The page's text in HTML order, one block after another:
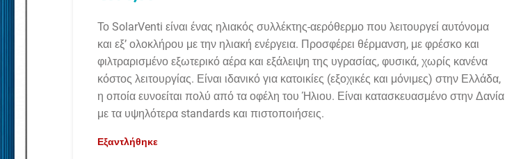
Το SolarVenti είναι ένας ηλιακός συλλέκτης-αερόθερμο που λειτουργεί αυτόνομα
και εξ’ ολοκλήρου με την ηλιακή ενέργεια. Προσφέρει θέρμανση, με φρέσκο και
φιλτραρισμένο εξωτερικό αέρα και εξάλειψη της υγρασίας, φυσικά, χωρίς κανένα
κόστος λειτουργίας. Είναι ιδανικό για κατοικίες (εξοχικές και μόνιμες) στην Ελλάδα,
η οποία ευνοείται πολύ από τα οφέλη του Ήλιου. Είναι κατασκευασμένο στην Δανία
με τα υψηλότερα standards και πιστοποιήσεις.
Εξαντλήθηκε